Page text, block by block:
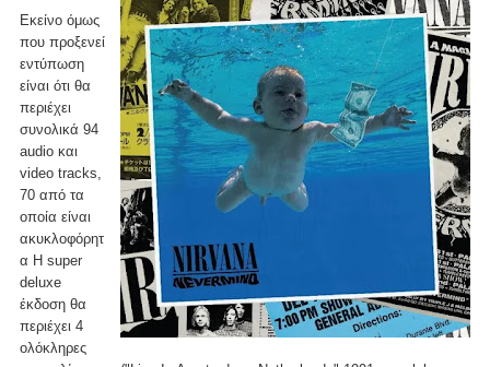
Εκείνο όμως
που προξενεί
εντύπωση
είναι ότι θα
περιέχει
συνολικά 94
audio και
video tracks,
70 από τα
οποία είναι
ακυκλοφόρητ
α Η super
deluxe
έκδοση θα
περιέχει 4
ολόκληρες